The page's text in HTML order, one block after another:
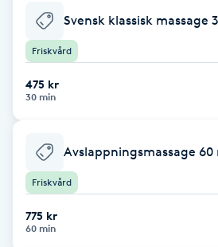
Bröllopsuppsättning
Coachning
Color correction
Svensk klassisk massage
Friskvård
475 kr
30 min
Avslappningsmassage 60
Friskvård
775 kr
60 min